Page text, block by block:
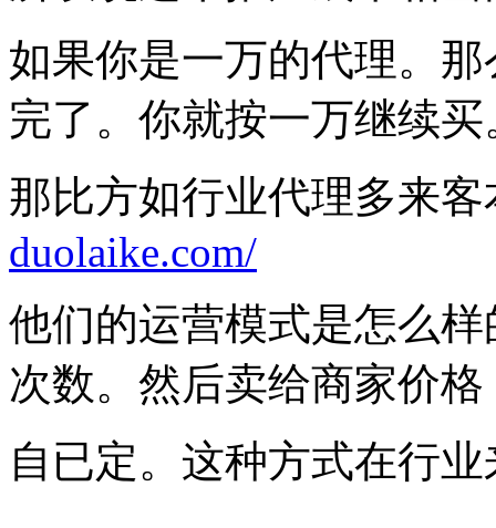
如果你是一万的代理。
完了。你就按一万继续买
那比方如行业代理多来
duolaike.com/
他们的运营模式是怎么
次数。然后卖给商家价格
自已定。这种方式在行